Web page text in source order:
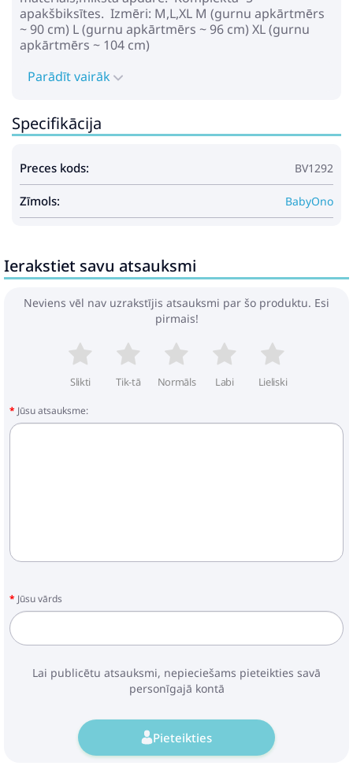
apakšbiksītes. Izmēri: M,L,XL M (gurnu apkārtmērs
~ 90 cm) L (gurnu apkārtmērs ~ 96 cm) XL (gurnu
apkārtmērs ~ 104 cm)
Parādīt vairāk
Specifikācija
Preces kods: BV1292
Zīmols: BabyOno
Ierakstiet savu atsauksmi
Neviens vēl nav uzrakstījis atsauksmi par šo produktu. Esi
pirmais!
Slikti Tik-tā Normāls Labi Lieliski
Jūsu atsauksme:
Jūsu vārds
Lai publicētu atsauksmi, nepieciešams pieteikties savā
personīgajā kontā
Pieteikties